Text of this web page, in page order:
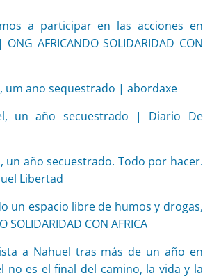
a participar en las acciones en
AFRICANDO SOLIDARIDAD CON
um ano sequestrado | abordaxe
un año secuestrado | Diario De
un año secuestrado. Todo por hacer.
Libertad
un espacio libre de humos y drogas,
SOLIDARIDAD CON AFRICA
a Nahuel tras más de un año en
no es el final del camino, la vida y la